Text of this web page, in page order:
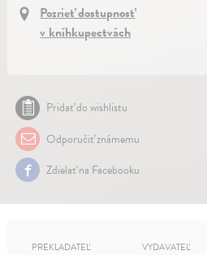
Pozrieť dostupnosť
v kníhkupectvách
Pridať do wishlistu
Odporučiť známemu
Zdielať na Facebooku
PREKLADATEĽ VYDAVATEĽ